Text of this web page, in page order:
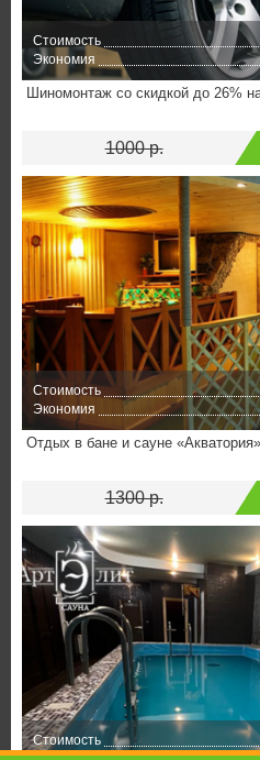
Стоимость
Экономия
Шиномонтаж со скидкой до 26%
1000 р.
Стоимость
Экономия
Отдых в бане и сауне
1300 р.
Стоимость